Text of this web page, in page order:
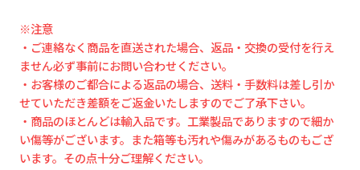
※注意
・ご連絡なく商品を直送された場合、返品・交換の受付を行え
ません必ず事前にお問い合わせください。
・お客様のご都合による返品の場合、送料・手数料は差し引か
せていただき差額をご返金いたしますのでご了承下さい。
・商品のほとんどは輸入品です。工業製品でありますので細か
い傷等がございます。また箱等も汚れや傷みがあるものもござ
います。その点十分ご理解ください。